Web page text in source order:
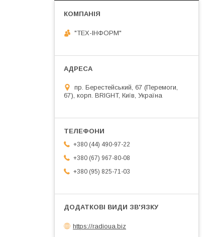
"ТЕХ-ІНФОРМ"
пр. Берестейський, 67 (Перемоги,
67), корп. ВRIGHT, Київ, Україна
+380 (44) 490-97-22
+380 (67) 967-80-08
+380 (95) 825-71-03
https://radioua.biz